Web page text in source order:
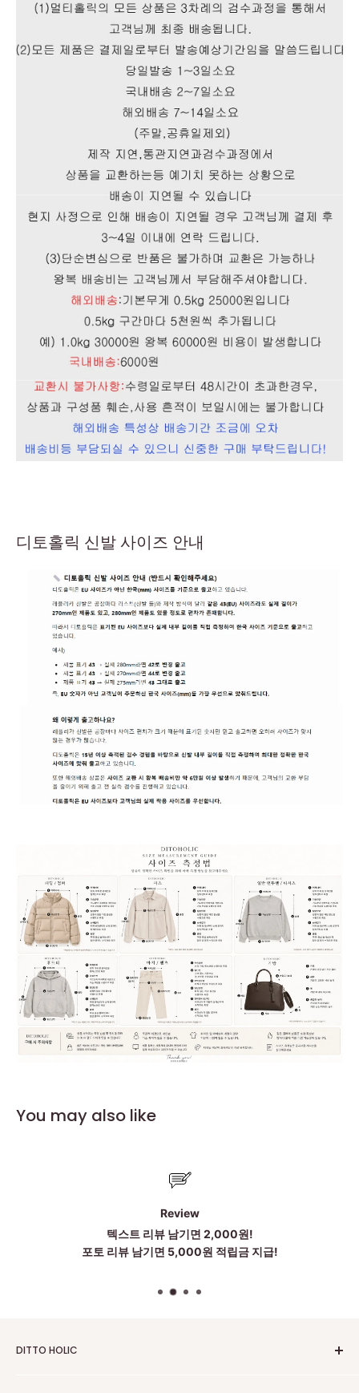
디토홀릭 신발 사이즈 안내
You may also like
Review
텍스트 리뷰 남기면 2,000원!
포토 리뷰 남기면 5,000원 적립금 지급!
DITTO HOLIC